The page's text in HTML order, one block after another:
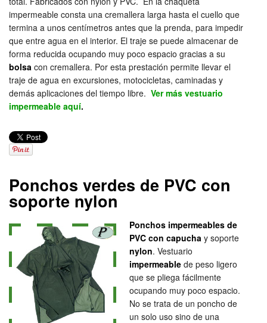
impermeable consta una cremallera larga hasta el cuello que
termina a unos centímetros antes que la prenda, para impedir
que entre agua en el interior. El traje se puede almacenar de
forma reducida ocupando muy poco espacio gracias a su
bolsa con cremallera. Por esta prestación permite llevar el
traje de agua en excursiones, motocicletas, caminadas y
demás aplicaciones del tiempo libre. Ver más vestuario
impermeable aquí.
Ponchos verdes de PVC con
soporte nylon
Ponchos impermeables de
PVC con capucha y soporte
nylon. Vestuario
impermeable de peso ligero
que se pliega fácilmente
ocupando muy poco espacio.
No se trata de un poncho de
un solo uso sino de una